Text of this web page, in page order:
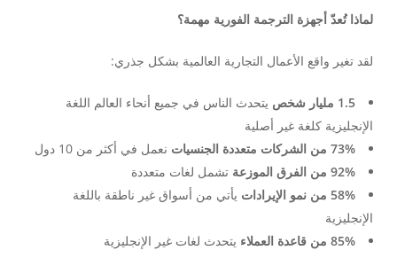
لماذا تُعدّ أجهزة الترجمة الفورية مهمة؟
لقد تغير واقع الأعمال التجارية العالمية بشكل جذري:
1.5 مليار شخص
يتحدث الناس في جميع أنحاء العالم اللغة
الإنجليزية كلغة غير أصلية
73% من الشركات متعددة الجنسيات
نعمل في أكثر من 10 دول
92% من الفرق الموزعة
تشمل لغات متعددة
58% من نمو الإيرادات
يأتي من أسواق غير ناطقة باللغة
الإنجليزية
85% من قاعدة العملاء
يتحدث لغات غير الإنجليزية